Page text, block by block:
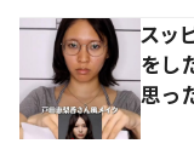
スッ
をし
思っ